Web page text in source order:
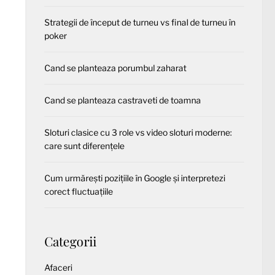
Strategii de început de turneu vs final de turneu în
poker
Cand se planteaza porumbul zaharat
Cand se planteaza castraveti de toamna
Sloturi clasice cu 3 role vs video sloturi moderne:
care sunt diferențele
Cum urmărești pozițiile în Google și interpretezi
corect fluctuațiile
Categorii
Afaceri